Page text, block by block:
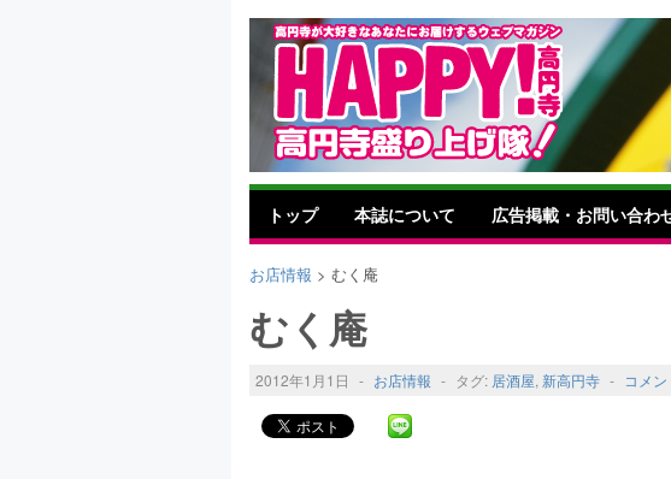
トップ 本誌について 広告掲載・お問い合わ
お店情報 > むく庵
むく庵
2012年1月1日 - お店情報 - タグ: 居酒屋, 新高円寺 - コメ